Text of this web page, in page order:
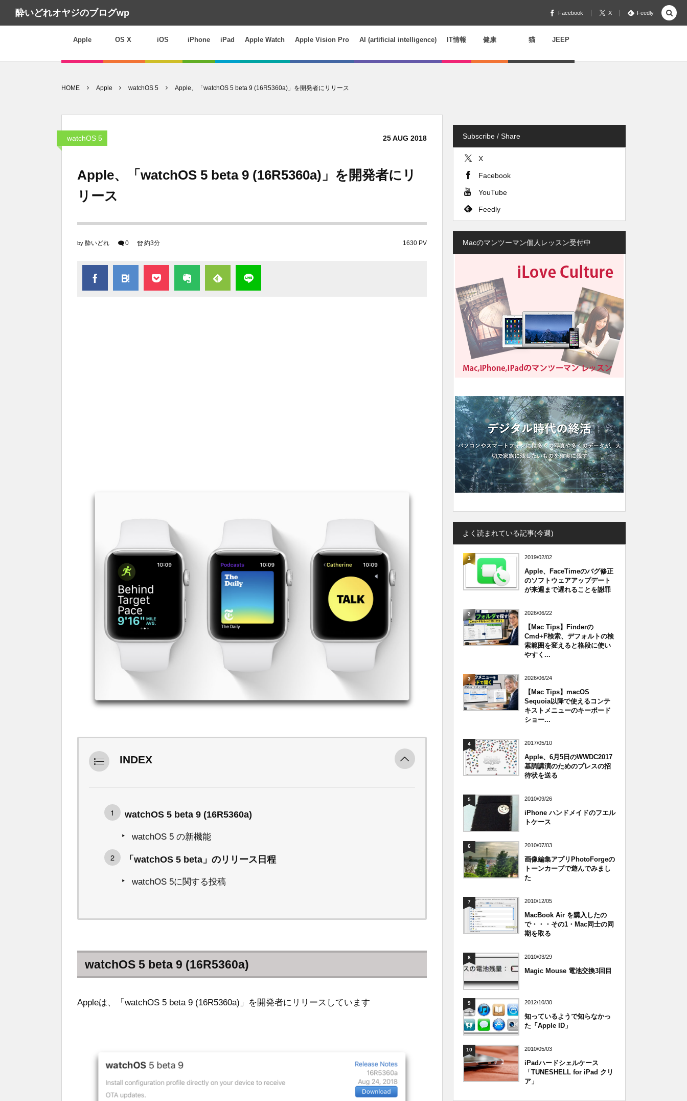
酔いどれオヤジのブログwp Facebook X Feedly
Apple OS X iOS iPhone iPad Apple Watch Apple Vision Pro AI (artificial intelligence) IT情報 健康 猫 JEEP
HOME Apple watchOS 5 Apple、「watchOS 5 beta 9 (16R5360a)」を開発者にリリース
watchOS 5 25AUG 2018
Apple、「watchOS 5 beta 9 (16R5360a)」を開発者にリ
リース
by 酔いどれ 0 1630 PV
約3分
INDEX
watchOS 5 beta 9 (16R5360a)
watchOS 5 の新機能
「watchOS 5 beta」のリリース日程
watchOS 5に関する投稿
watchOS 5 beta 9 (16R5360a)
Appleは、「watchOS 5 beta 9 (16R5360a)」を開発者にリリースしています
Subscribe / Share
X
Facebook
YouTube
Feedly
Macのマンツーマン個人レッスン受付中
よく読まれている記事(今週)
1 2019/02/02
Apple、FaceTimeのバグ修正
のソフトウェアアップデート
が来週まで遅れることを謝罪
2 2026/06/22
【Mac Tips】Finderの
Cmd+F検索、デフォルトの検
索範囲を変えると格段に使い
やすく...
3 2026/06/24
【Mac Tips】macOS
Sequoia以降で使えるコンテ
キストメニューのキーボード
ショー...
4 2017/05/10
Apple、6月5日のWWDC2017
基調講演のためのプレスの招
待状を送る
5 2010/09/26
iPhone ハンドメイドのフエル
トケース
6 2010/07/03
画像編集アプリPhotoForgeの
トーンカーブで遊んでみまし
た
7 2010/12/05
MacBook Air を購入したの
で・・・その1・Mac同士の同
期を取る
8 2010/03/29
Magic Mouse 電池交換3回目
9 2012/10/30
知っているようで知らなかっ
た「Apple ID」
10 2010/05/03
iPadハードシェルケース
「TUNESHELL for iPad クリ
ア」